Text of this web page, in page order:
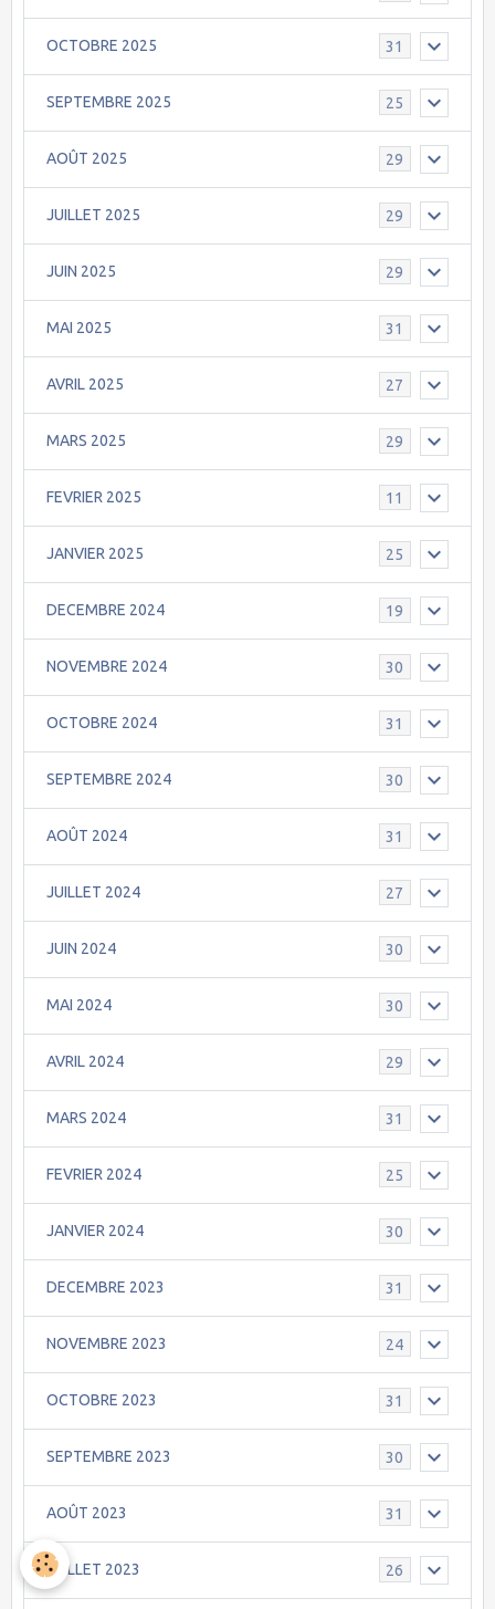
OCTOBRE 2025 31
SEPTEMBRE 2025 25
AOÛT 2025 29
JUILLET 2025 29
JUIN 2025 29
MAI 2025 31
AVRIL 2025 27
MARS 2025 29
FEVRIER 2025 11
JANVIER 2025 25
DECEMBRE 2024 19
NOVEMBRE 2024 30
OCTOBRE 2024 31
SEPTEMBRE 2024 30
AOÛT 2024 31
JUILLET 2024 27
JUIN 2024 30
MAI 2024 30
AVRIL 2024 29
MARS 2024 31
FEVRIER 2024 25
JANVIER 2024 30
DECEMBRE 2023 31
NOVEMBRE 2023 24
OCTOBRE 2023 31
SEPTEMBRE 2023 30
AOÛT 2023 31
JUILLET 2023 26